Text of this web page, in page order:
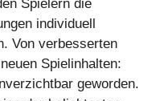
Spielern die
individuell
Von verbesserten
Spielinhalten:
geworden.